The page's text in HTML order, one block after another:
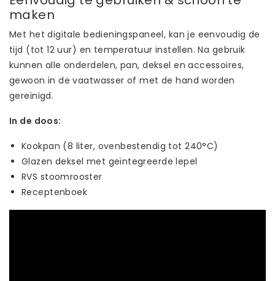
maken
Met het digitale bedieningspaneel, kan je eenvoudig de
tijd (tot 12 uur) en temperatuur instellen. Na gebruik
kunnen alle onderdelen, pan, deksel en accessoires,
gewoon in de vaatwasser of met de hand worden
gereinigd.
In de doos:
Kookpan (8 liter, ovenbestendig tot 240°C)
Glazen deksel met geïntegreerde lepel
RVS stoomrooster
Receptenboek